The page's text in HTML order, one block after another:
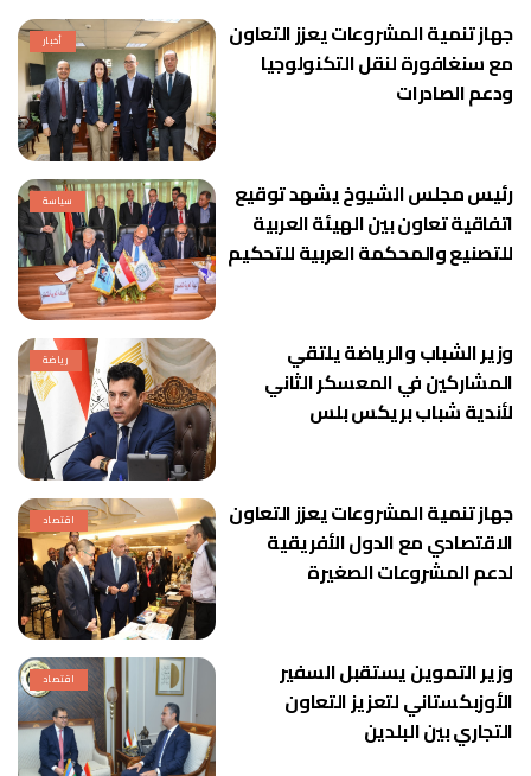
أخبار
جهاز تنمية المشروعات يعزز التعاون
مع سنغافورة لنقل التكنولوجيا
ودعم الصادرات
سياسة
رئيس مجلس الشيوخ يشهد توقيع
اتفاقية تعاون بين الهيئة العربية
للتصنيع والمحكمة العربية للتحكيم
رياضة
وزير الشباب والرياضة يلتقي
المشاركين في المعسكر الثاني
لأندية شباب بريكس بلس
اقتصاد
جهاز تنمية المشروعات يعزز التعاون
الاقتصادي مع الدول الأفريقية
لدعم المشروعات الصغيرة
اقتصاد
وزير التموين يستقبل السفير
الأوزبكستاني لتعزيز التعاون
التجاري بين البلدين